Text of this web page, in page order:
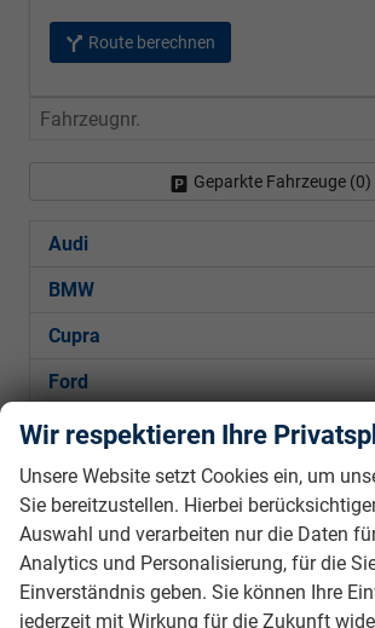
Route berechnen
Fahrzeugnr.
Geparkte Fahrzeuge (0)
Audi
BMW
Cupra
Ford
Hyundai
Kia
Peugeot
Seat
Wir respektieren Ihre
Unsere Website setzt Cookies ein, um
Sie bereitzustellen. Hierbei
Auswahl und verarbeiten nur die Daten
Analytics und Personalisierung, für die
Einverständnis geben. Sie können Ihre
jederzeit mit Wirkung für die Zukunft